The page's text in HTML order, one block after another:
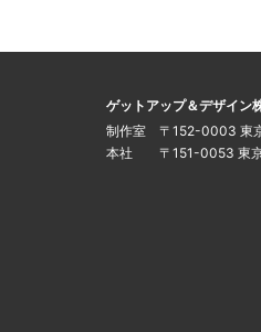
運営会社
ゲットアップ＆デザイン
制作室 〒152-0003 東
本社 〒151-0053 東京